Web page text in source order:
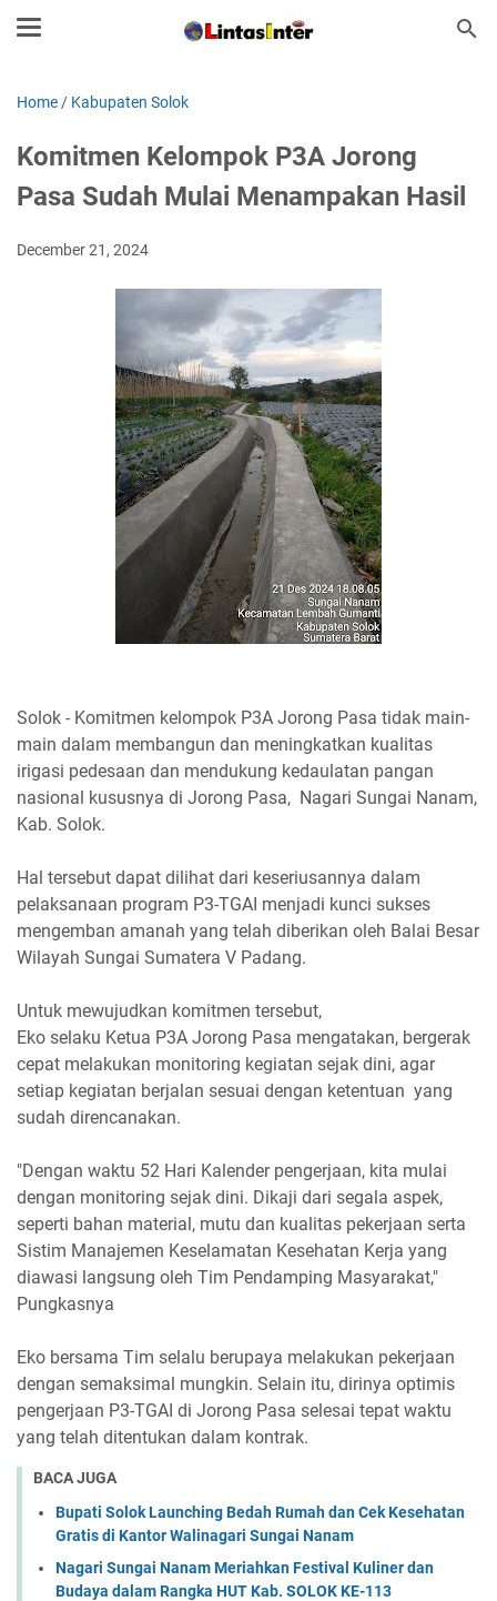
Home / Kabupaten Solok
Komitmen Kelompok P3A Jorong
Pasa Sudah Mulai Menampakan Hasil
December 21, 2024
Solok - Komitmen kelompok P3A Jorong Pasa tidak main-
main dalam membangun dan meningkatkan kualitas
irigasi pedesaan dan mendukung kedaulatan pangan
nasional kususnya di Jorong Pasa, Nagari Sungai Nanam,
Kab. Solok.
Hal tersebut dapat dilihat dari keseriusannya dalam
pelaksanaan program P3-TGAI menjadi kunci sukses
mengemban amanah yang telah diberikan oleh Balai Besar
Wilayah Sungai Sumatera V Padang.
Untuk mewujudkan komitmen tersebut,
Eko selaku Ketua P3A Jorong Pasa mengatakan, bergerak
cepat melakukan monitoring kegiatan sejak dini, agar
setiap kegiatan berjalan sesuai dengan ketentuan yang
sudah direncanakan.
"Dengan waktu 52 Hari Kalender pengerjaan, kita mulai
dengan monitoring sejak dini. Dikaji dari segala aspek,
seperti bahan material, mutu dan kualitas pekerjaan serta
Sistim Manajemen Keselamatan Kesehatan Kerja yang
diawasi langsung oleh Tim Pendamping Masyarakat,"
Pungkasnya
Eko bersama Tim selalu berupaya melakukan pekerjaan
dengan semaksimal mungkin. Selain itu, dirinya optimis
pengerjaan P3-TGAI di Jorong Pasa selesai tepat waktu
yang telah ditentukan dalam kontrak.
BACA JUGA
Bupati Solok Launching Bedah Rumah dan Cek Kesehatan
Gratis di Kantor Walinagari Sungai Nanam
Nagari Sungai Nanam Meriahkan Festival Kuliner dan
Budaya dalam Rangka HUT Kab. SOLOK KE-113